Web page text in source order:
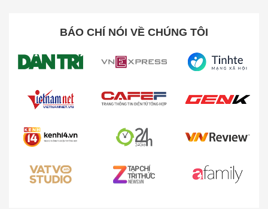
BÁO CHÍ NÓI VỀ CHÚNG TÔI